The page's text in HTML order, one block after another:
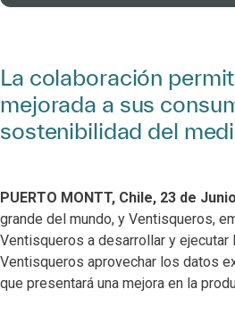
La colaboración
mejorada a sus
sostenibilidad del
PUERTO MONTT, Chile, 23 de
grande del mundo, y Ventisqueros,
Ventisqueros a desarrollar y
Ventisqueros aprovechar los datos
que presentará una mejora en la